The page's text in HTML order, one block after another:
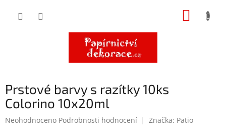
Prstové barvy s razítky 10ks
Colorino 10x20ml
Průměrné
Neohodnoceno Podrobnosti hodnocení Značka: Patio